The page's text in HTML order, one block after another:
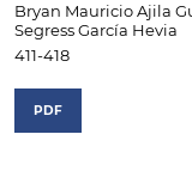
Bryan Mauricio Ajila
Segress García Hevia
411-418
PDF